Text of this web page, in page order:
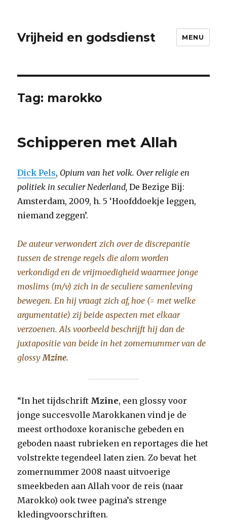
Vrijheid en godsdienst MENU
Tag: marokko
Schipperen met Allah
Dick Pels, Opium van het volk. Over religie en
politiek in seculier Nederland,De Bezige Bij:
Amsterdam, 2009, h. 5 ‘Hoofddoekje leggen,
niemand zeggen’.
De auteur verwondert zich over de discrepantie
tussen de strenge regels die alom worden
verkondigd en de vrijmoedigheid waarmee jonge
moslims (m/v) zich in de seculiere samenleving
bewegen. En hij vraagt zich af, hoe (= met welke
argumentatie) zij beide aspecten met elkaar
verzoenen. Als voorbeeld beschrijft hij dan de
juxtapositie van beide in het zomernummer van de
glossyMzine.
“In het tijdschrift Mzine, een glossy voor
jonge succesvolle Marokkanen vind je de
meest orthodoxe koranische gebeden en
geboden naast rubrieken en reportages die het
volstrekte tegendeel laten zien. Zo bevat het
zomernummer 2008 naast uitvoerige
smeekbeden aan Allah voor de reis (naar
Marokko) ook twee pagina’s strenge
kledingvoorschriften.